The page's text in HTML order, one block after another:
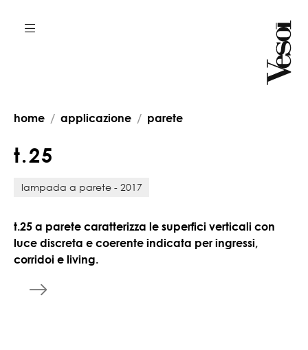
home applicazione parete
t.25
lampada a parete - 2017
t.25 a parete caratterizza le superfici verticali con
luce discreta e coerente indicata per ingressi,
corridoi e living.